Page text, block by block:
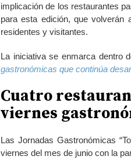
implicación de los restaurantes
para esta edición, que volverán
residentes y visitantes.
La iniciativa se enmarca dentro
gastronómicas que continúa
Cuatro
viernes
Las Jornadas Gastronómicas
viernes del mes de junio con la